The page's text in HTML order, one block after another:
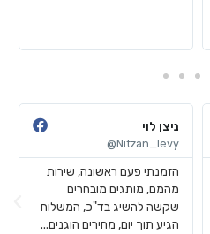
ניצן לוי
Nitzan_levy@
הזמנתי פעם ראשונה, שירות
מהמם, מותגים מובחרים
שקשה להשיג בד"כ, המשלוח
הגיע תוך יום, מחירים הוגנים...